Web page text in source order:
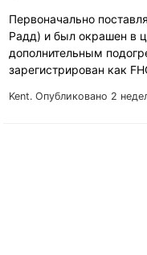
Kent. Опубликовано 2
Первоначально
Радд) и был окрашен в
дополнительным
зарегистрирован как